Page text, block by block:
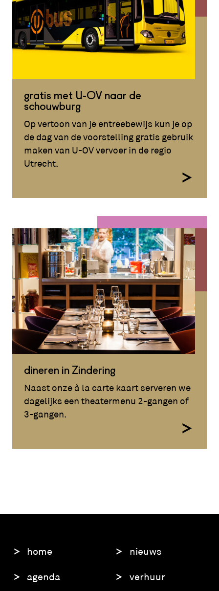
gratis met U-OV naar de
schouwburg
Op vertoon van je entreebewijs kun je op
de dag van de voorstelling gratis gebruik
maken van U-OV vervoer in de regio
Utrecht.
dineren in Zindering
Naast onze à la carte kaart serveren we
dagelijks een theatermenu 2-gangen of
3-gangen.
home
agenda
nieuws
verhuur